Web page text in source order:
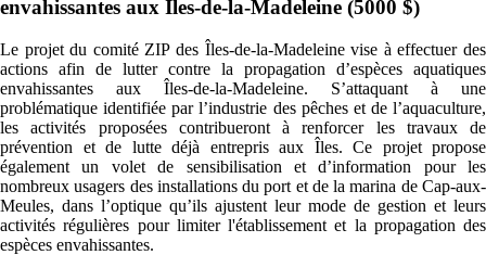
envahissantes aux Îles-de-la-Madeleine (5000 $)
Le projet du comité ZIP des Îles-de-la-Madeleine vise à effectuer des
actions afin de lutter contre la propagation d’espèces aquatiques
envahissantes aux Îles-de-la-Madeleine. S’attaquant à une
problématique identifiée par l’industrie des pêches et de l’aquaculture,
les activités proposées contribueront à renforcer les travaux de
prévention et de lutte déjà entrepris aux Îles. Ce projet propose
également un volet de sensibilisation et d’information pour les
nombreux usagers des installations du port et de la marina de Cap-aux-
Meules, dans l’optique qu’ils ajustent leur mode de gestion et leurs
activités régulières pour limiter l'établissement et la propagation des
espèces envahissantes.